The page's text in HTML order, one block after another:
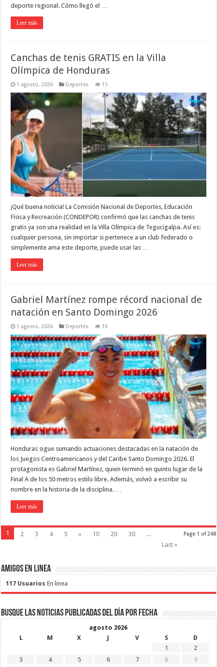
deporte regional. Cómo llegó el …
Leer más
Canchas de tenis GRATIS en la Villa
Olímpica de Honduras
1 agosto, 2026 Deportes 15
¡Qué buena noticia! La Comisión Nacional de Deportes, Educación
Física y Recreación (CONDEPOR) confirmó que las canchas de tenis
gratis ya son una realidad en la Villa Olímpica de Tegucigalpa. Así es:
cualquier persona, sin importar si pertenece a un club federado o
simplemente ama este deporte, puede usar las …
Leer más
Gabriel Martínez rompe récord nacional de
natación en Santo Domingo 2026
1 agosto, 2026 Deportes 16
Honduras sigue sumando actuaciones destacadas en la natación de
los Juegos Centroamericanos y del Caribe Santo Domingo 2026. El
protagonista es Gabriel Martínez, quien terminó en quinto lugar de la
Final A de los 50 metros estilo libre. Además, volvió a escribir su
nombre en la historia de la disciplina. …
Leer más
Page 1 of 248
1 2 3 4 5 » 10 20 30
...
Last »
Amigos en Linea
117 Usuarios En linea
Busque las noticias publicadas del día por fecha
agosto 2026
L
M X J V S
D
1
2
3
4 5 6 7 8 9